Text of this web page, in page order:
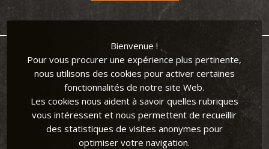
Bienvenue !
Pour vous procurer une expérience plus pertinente,
nous utilisons des cookies pour activer certaines
fonctionnalités de notre site Web.
Les cookies nous aident à savoir quelles rubriques
vous intéressent et nous permettent de recueillir
des statistiques de visites anonymes pour
optimiser votre navigation.